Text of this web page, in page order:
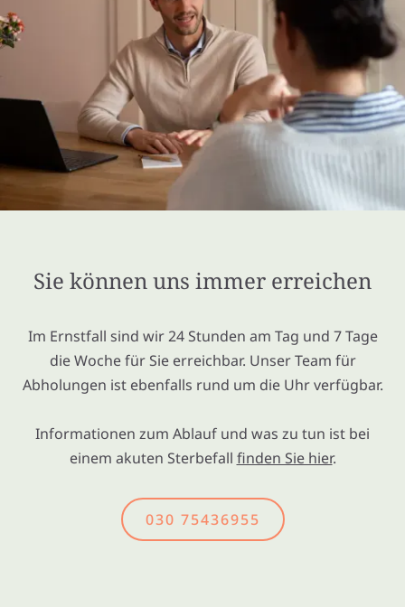
Sie können uns immer erreichen
Im Ernstfall sind wir 24 Stunden am Tag und 7 Tage
die Woche für Sie erreichbar. Unser Team für
Abholungen ist ebenfalls rund um die Uhr verfügbar.
Informationen zum Ablauf und was zu tun ist bei
einem akuten Sterbefall finden Sie hier.
030 75436955